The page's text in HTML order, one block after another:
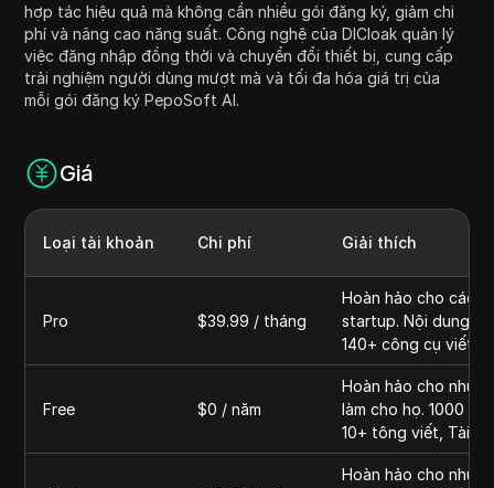
hợp tác hiệu quả mà không cần nhiều gói đăng ký, giảm chi
phí và nâng cao năng suất. Công nghệ của DICloak quản lý
việc đăng nhập đồng thời và chuyển đổi thiết bị, cung cấp
trải nghiệm người dùng mượt mà và tối đa hóa giá trị của
mỗi gói đăng ký PepoSoft AI.
Giá
Loại tài khoản Chi phí Giải thích
Pro $39.99 / tháng
Hoàn hảo cho các
startup. Nội dung
140+ công cụ viết
Free $0 / năm
Hoàn hảo cho
làm cho họ. 1000
10+ tông viết, Tài
Hoàn hảo cho